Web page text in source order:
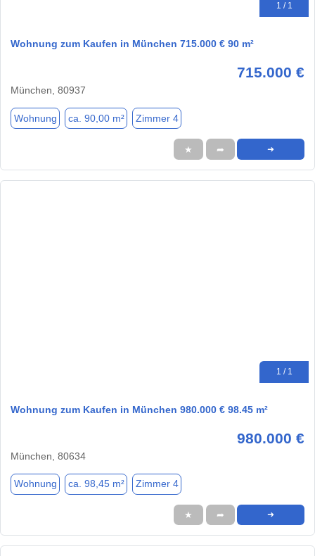
1 / 1
Wohnung zum Kaufen in München 715.000 € 90 m²
715.000 €
München, 80937
Wohnung ca. 90,00 m² Zimmer 4
★ ➦ ➜
1 / 1
Wohnung zum Kaufen in München 980.000 € 98.45 m²
980.000 €
München, 80634
Wohnung ca. 98,45 m² Zimmer 4
★ ➦ ➜